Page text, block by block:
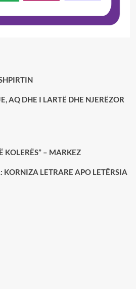
AQ DHE I LARTË DHE NJERËZOR
KOLERËS” – MARKEZ
KORNIZA LETRARE APO LETËRSIA